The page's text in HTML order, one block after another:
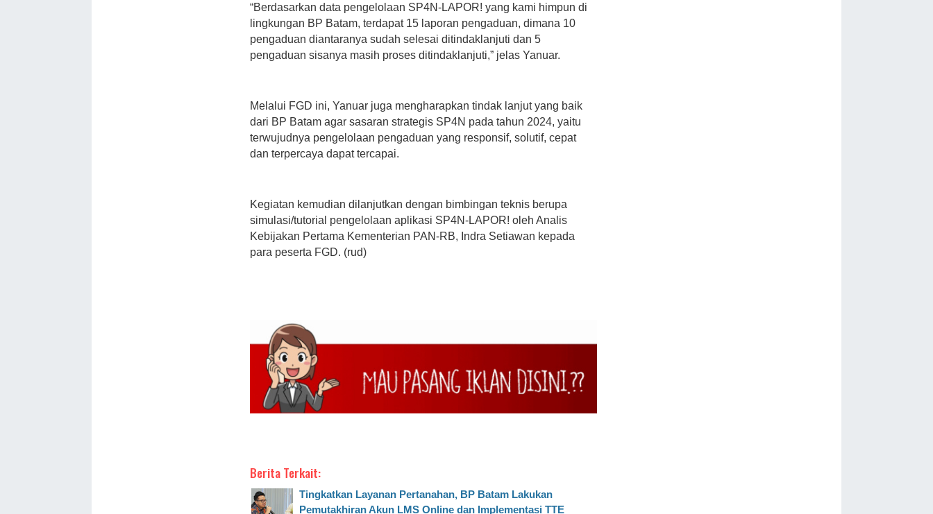
“Berdasarkan data pengelolaan SP4N-LAPOR! yang kami himpun di
lingkungan BP Batam, terdapat 15 laporan pengaduan, dimana 10
pengaduan diantaranya sudah selesai ditindaklanjuti dan 5
pengaduan sisanya masih proses ditindaklanjuti,” jelas Yanuar.
Melalui FGD ini, Yanuar juga mengharapkan tindak lanjut yang baik
dari BP Batam agar sasaran strategis SP4N pada tahun 2024, yaitu
terwujudnya pengelolaan pengaduan yang responsif, solutif, cepat
dan terpercaya dapat tercapai.
Kegiatan kemudian dilanjutkan dengan bimbingan teknis berupa
simulasi/tutorial pengelolaan aplikasi SP4N-LAPOR! oleh Analis
Kebijakan Pertama Kementerian PAN-RB, Indra Setiawan kepada
para peserta FGD. (rud)
Berita Terkait:
Tingkatkan Layanan Pertanahan, BP Batam Lakukan
Pemutakhiran Akun LMS Online dan Implementasi TTE